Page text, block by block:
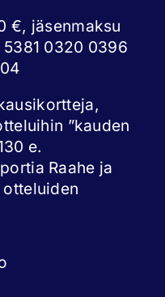
€, jäsenmaksu
0320 0396
”kauden
e.
Raahe ja